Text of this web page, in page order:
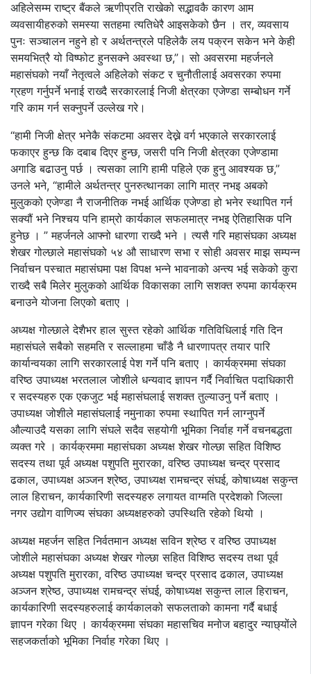
अहिलेसम्म राष्ट्र बैंकले ऋणीप्रति राखेको सद्भावकै कारण आम
व्यवसायीहरुको समस्या सतहमा त्यतिधेरै आइसकेको छैन । तर, व्यवसाय
पुनः सञ्चालन नहुने हो र अर्थतन्त्रले पहिलेकै लय पक्रन सकेन भने केही
समयभित्रै यो विष्फोट हुनसक्ने अवस्था छ,”। सो अवसरमा महर्जनले
महासंघको नयाँ नेतृत्वले अहिलेको संकट र चुनौतीलाई अवसरका रुपमा
ग्रहण गर्नुपर्ने भनाई राख्दै सरकारलाई निजी क्षेत्रका एजेण्डा सम्बोधन गर्ने
गरि काम गर्न सक्नुपर्ने उल्लेख गरे।
“हामी निजी क्षेत्र भनेकै संकटमा अवसर देख्ने वर्ग भएकाले सरकारलाई
फकाएर हुन्छ कि दबाब दिएर हुन्छ, जसरी पनि निजी क्षेत्रका एजेण्डामा
अगाडि बढाउनु पर्छ । त्यसका लागि हामी पहिले एक हुनु आवश्यक छ,”
उनले भने, “हामीले अर्थतन्त्र पुनरुत्थानका लागि मात्र नभइ अबको
मुलुकको एजेण्डा नै राजनीतिक नभई आर्थिक एजेण्डा हो भनेर स्थापित गर्न
सक्यौं भने निश्चय पनि हाम्रो कार्यकाल सफलमात्र नभइ ऐतिहासिक पनि
हुनेछ । ” महर्जनले आफ्नो धारणा राख्दै भने । त्यसै गरि महासंघका अध्यक्ष
शेखर गोल्छाले महासंघको ५४ औ साधारण सभा र सोही अवसर माझ सम्पन्न
निर्वाचन पस्चात महासंघमा पक्ष विपक्ष भन्ने भावनाको अन्त्य भई सकेको कुरा
राख्दै सबै मिलेर मुलुकको आर्थिक विकासका लागि सशक्त रुपमा कार्यक्रम
बनाउने योजना लिएको बताए ।
अध्यक्ष गोल्छाले देशैभर हाल सुस्त रहेको आर्थिक गतिविधिलाई गति दिन
महासंघले सबैको सहमति र सल्लाहमा चाँडै नै धारणापत्र तयार पारि
कार्यान्वयका लागि सरकारलाई पेश गर्ने पनि बताए । कार्यक्रममा संघका
वरिष्ठ उपाध्यक्ष भरतलाल जोशीले धन्यवाद ज्ञापन गर्दै निर्वाचित पदाधिकारी
र सदस्यहरु एक एकजुट भई महासंघलाई सशक्त तुल्याउनु पर्ने बताए ।
उपाध्यक्ष जोशीले महासंघलाई नमुनाका रुपमा स्थापित गर्न लाग्नुपर्ने
औल्याउदै यसका लागि संघले सदैव सहयोगी भूमिका निर्वाह गर्ने वचनबद्धता
व्यक्त गरे । कार्यक्रममा महासंघका अध्यक्ष शेखर गोल्छा सहित विशिष्ठ
सदस्य तथा पूर्व अध्यक्ष पशुपति मुरारका, वरिष्ठ उपाध्यक्ष चन्द्र प्रसाद
ढकाल, उपाध्यक्ष अञ्जन श्रेष्ठ, उपाध्यक्ष रामचन्द्र संघई, कोषाध्यक्ष सकुन्त
लाल हिराचन, कार्यकारिणी सदस्यहरु लगायत वाग्मति प्रदेशको जिल्ला
नगर उद्योग वाणिज्य संघका अध्यक्षहरुको उपस्थिति रहेको थियो ।
अध्यक्ष महर्जन सहित निर्वतमान अध्यक्ष सविन श्रेष्ठ र वरिष्ठ उपाध्यक्ष
जोशीले महासंघका अध्यक्ष शेखर गोल्छा सहित विशिष्ठ सदस्य तथा पूर्व
अध्यक्ष पशुपति मुरारका, वरिष्ठ उपाध्यक्ष चन्द्र प्रसाद ढकाल, उपाध्यक्ष
अञ्जन श्रेष्ठ, उपाध्यक्ष रामचन्द्र संघई, कोषाध्यक्ष सकुन्त लाल हिराचन,
कार्यकारिणी सदस्यहरुलाई कार्यकालको सफलताको कामना गर्दै बधाई
ज्ञापन गरेका थिए । कार्यक्रममा संघका महासचिव मनोज बहादुर न्याछ्योंले
सहजकर्ताको भूमिका निर्वाह गरेका थिए ।